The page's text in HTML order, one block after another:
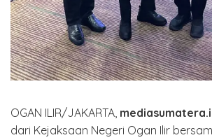
OGAN ILIR/JAKARTA,
dari Kejaksaan Negeri Ogan Ilir